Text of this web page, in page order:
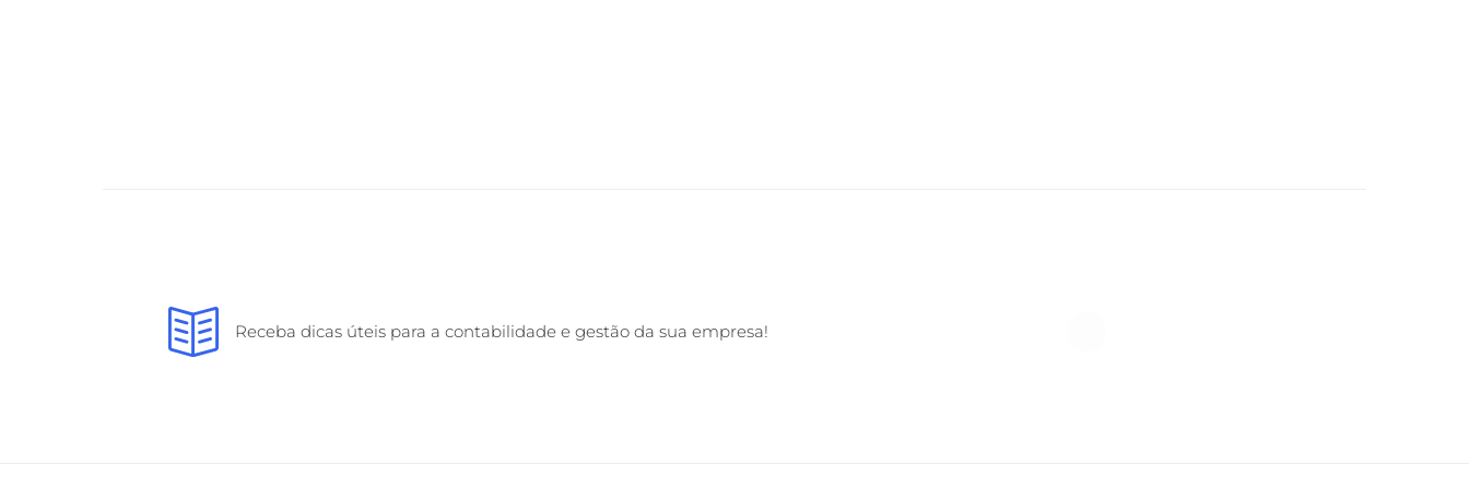
Receba dicas úteis para a contabilidade e gestão da sua empresa!